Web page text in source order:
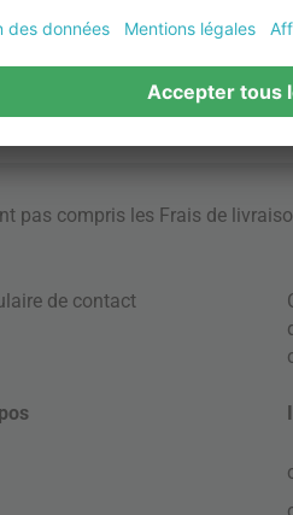
pas compris les Frais de
de contact